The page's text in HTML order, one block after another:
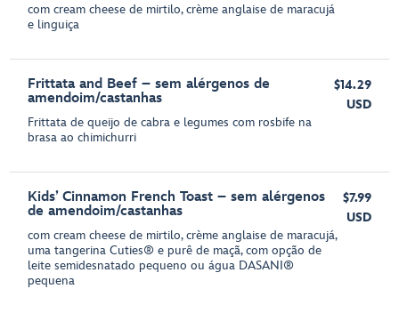
com cream cheese de mirtilo, crème anglaise de maracujá
e linguiça
Frittata and Beef – sem alérgenos de
amendoim/castanhas
Frittata de queijo de cabra e legumes com rosbife na
brasa ao chimichurri
$14.29
USD
Kids’ Cinnamon French Toast – sem alérgenos
de amendoim/castanhas
com cream cheese de mirtilo, crème anglaise de maracujá,
uma tangerina Cuties® e purê de maçã, com opção de
leite semidesnatado pequeno ou água DASANI®
pequena
$7.99
USD